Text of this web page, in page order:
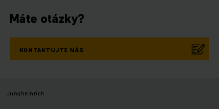
Máte otázky?
KONTAKTUJTE NÁS
Jungheinrich